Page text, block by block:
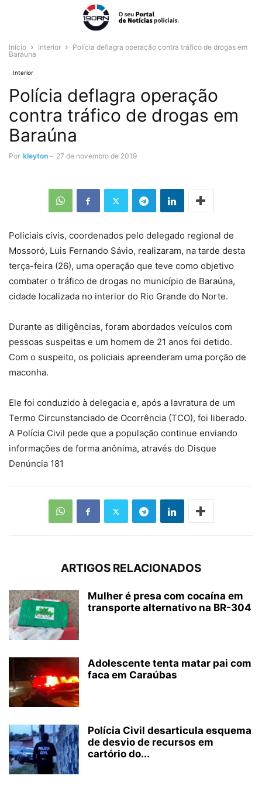
Início Interior
Polícia deflagra operação contra tráfico de drogas em
Baraúna
Interior
Polícia deflagra operação
contra tráfico de drogas em
Baraúna
Por kleyton - 27 de novembro de 2019
Policiais civis, coordenados pelo delegado regional de
Mossoró, Luis Fernando Sávio, realizaram, na tarde desta
terça-feira (26), uma operação que teve como objetivo
combater o tráfico de drogas no município de Baraúna,
cidade localizada no interior do Rio Grande do Norte.
Durante as diligências, foram abordados veículos com
pessoas suspeitas e um homem de 21 anos foi detido.
Com o suspeito, os policiais apreenderam uma porção de
maconha.
Ele foi conduzido à delegacia e, após a lavratura de um
Termo Circunstanciado de Ocorrência (TCO), foi liberado.
A Polícia Civil pede que a população continue enviando
informações de forma anônima, através do Disque
Denúncia 181
ARTIGOS RELACIONADOS
Mulher é presa com cocaína em
transporte alternativo na BR-304
Adolescente tenta matar pai com
faca em Caraúbas
Polícia Civil desarticula esquema
de desvio de recursos em
cartório do...